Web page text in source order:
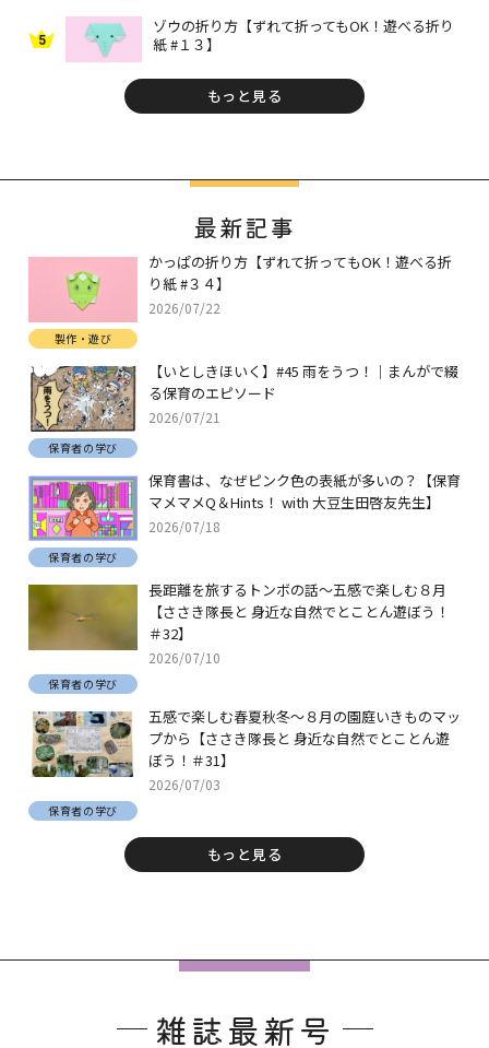
5
ゾウの折り方【ずれて折ってもOK！遊べる折り
紙 #１３】
もっと見る
最新記事
かっぱの折り方【ずれて折ってもOK！遊べる折
り紙 #３４】
2026/07/22
製作・遊び
【いとしきほいく】#45 雨をうつ！｜まんがで綴
る保育のエピソード
2026/07/21
保育者の学び
保育書は、なぜピンク色の表紙が多いの？【保育
マメマメQ＆Hints！ with 大豆生田啓友先生】
2026/07/18
保育者の学び
長距離を旅するトンボの話～五感で楽しむ８月
【ささき隊長と 身近な自然でとことん遊ぼう！
＃32】
2026/07/10
保育者の学び
五感で楽しむ春夏秋冬～８月の園庭いきものマッ
プから【ささき隊長と 身近な自然でとことん遊
ぼう！＃31】
2026/07/03
保育者の学び
もっと見る
雑誌最新号